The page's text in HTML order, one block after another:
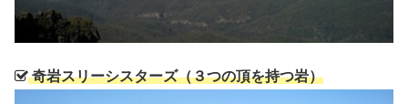
奇岩スリーシスターズ（３つの頂を持つ岩）